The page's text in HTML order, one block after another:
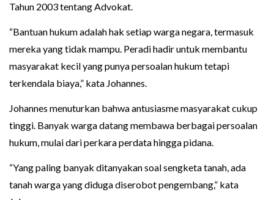
Tahun 2003 tentang Advokat.
“Bantuan hukum adalah hak setiap warga negara, termasuk
mereka yang tidak mampu. Peradi hadir untuk membantu
masyarakat kecil yang punya persoalan hukum tetapi
terkendala biaya,” kata Johannes.
Johannes menuturkan bahwa antusiasme masyarakat cukup
tinggi. Banyak warga datang membawa berbagai persoalan
hukum, mulai dari perkara perdata hingga pidana.
“Yang paling banyak ditanyakan soal sengketa tanah, ada
tanah warga yang diduga diserobot pengembang,” kata